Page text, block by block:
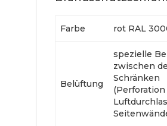
Farbe rot RAL
Belüftung
spezielle
zwischen
Schränken